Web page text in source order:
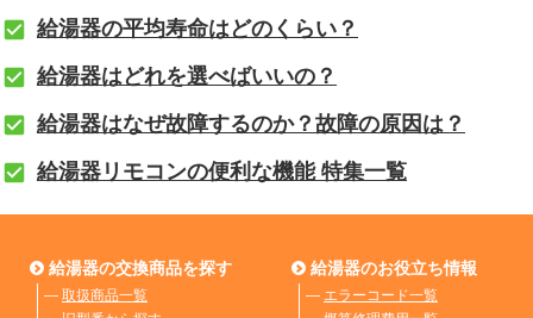
給湯器の平均寿命はどのくらい？
給湯器はどれを選べばいいの？
給湯器はなぜ故障するのか？故障の原因は？
給湯器リモコンの便利な機能 特集一覧
給湯器の交換商品を探す
― 取扱商品一覧
給湯器のお役立ち情報
― エラーコード一覧